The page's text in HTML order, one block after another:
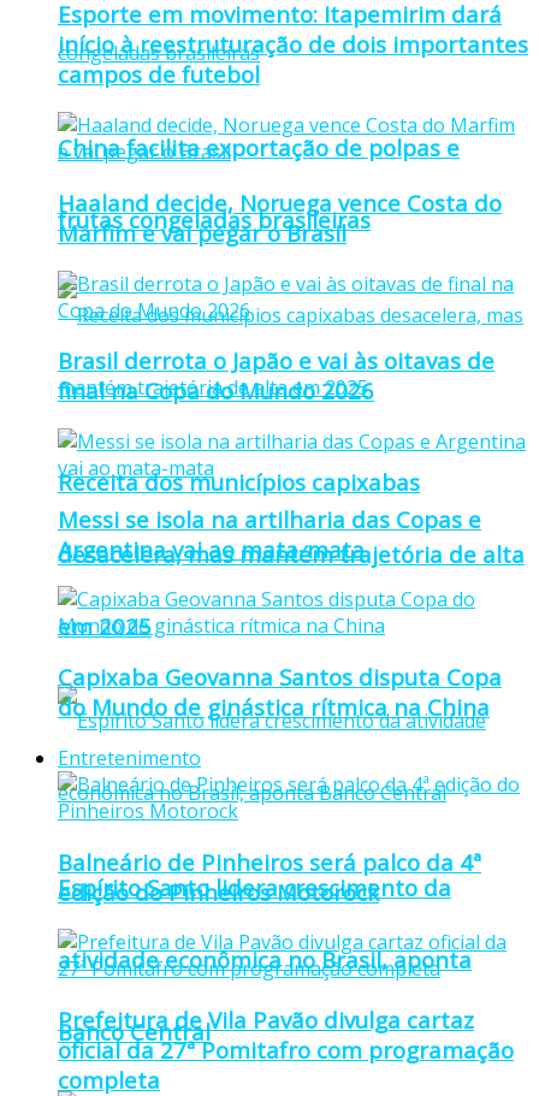
China facilita exportação de polpas e
frutas congeladas brasileiras
Receita dos municípios capixabas
desacelera, mas mantém trajetória de alta
em 2025
Espírito Santo lidera crescimento da
atividade econômica no Brasil, aponta
Banco Central
Esporte em movimento: Itapemirim dará
início à reestruturação de dois importantes
campos de futebol
Haaland decide, Noruega vence Costa do
Marfim e vai pegar o Brasil
Brasil derrota o Japão e vai às oitavas de
final na Copa do Mundo 2026
Messi se isola na artilharia das Copas e
Argentina vai ao mata-mata
Capixaba Geovanna Santos disputa Copa
do Mundo de ginástica rítmica na China
Entretenimento
Balneário de Pinheiros será palco da 4ª
edição do Pinheiros Motorock
Prefeitura de Vila Pavão divulga cartaz
oficial da 27ª Pomitafro com programação
completa